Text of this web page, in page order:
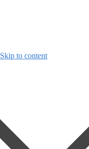
Skip to content